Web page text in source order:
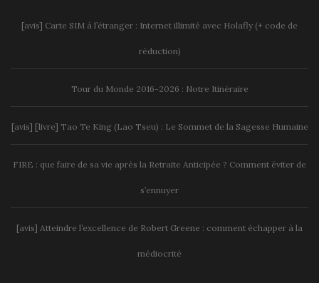
[avis] Carte SIM à l’étranger : Internet illimité avec Holafly (+ code de
réduction)
Tour du Monde 2016-2026 : Notre Itinéraire
[avis] [livre] Tao Te King (Lao Tseu) : Le Sommet de la Sagesse Humaine
FIRE : que faire de sa vie après la Retraite Anticipée ? Comment éviter de
s’ennuyer
[avis] Atteindre l’excellence de Robert Greene : comment échapper à la
médiocrité